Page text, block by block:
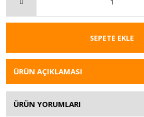
SEPETE EKLE
ÜRÜN AÇIKLAMASI
ÜRÜN YORUMLARI